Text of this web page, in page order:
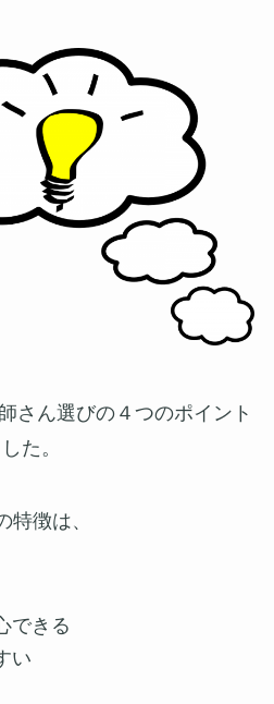
さん選びの４つのポイント
た。
徴は、
できる
い